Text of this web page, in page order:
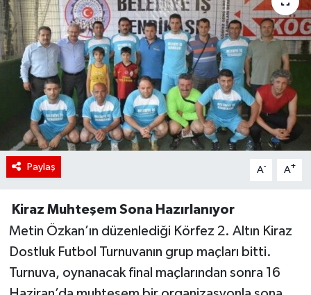
Paylaş A- A+
Kiraz Muhteşem Sona Hazırlanıyor
Metin Özkan’ın düzenlediği Körfez 2. Altın Kiraz
Dostluk Futbol Turnuvanın grup maçları bitti.
Turnuva, oynanacak final maçlarından sonra 16